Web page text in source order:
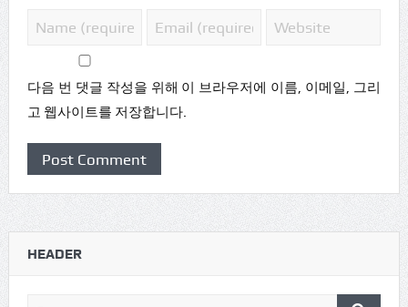
다음 번 댓글 작성을 위해 이 브라우저에 이름, 이메일, 그리
고 웹사이트를 저장합니다.
HEADER